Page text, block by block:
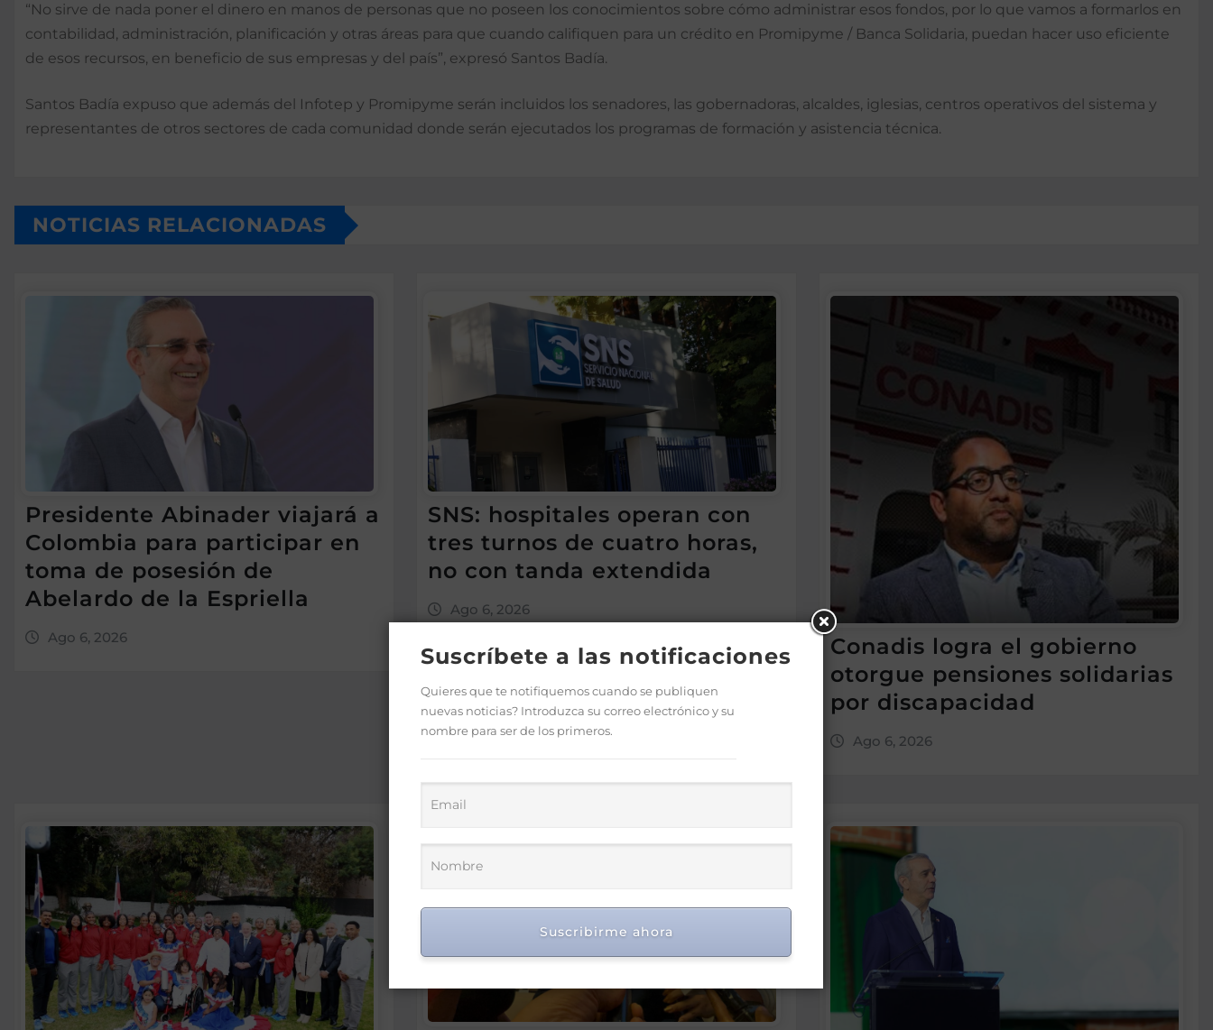
“No sirve de nada poner el dinero en manos de personas que no poseen los conocimientos sobre cómo administrar esos fondos, por lo que vamos a formarlos en
contabilidad, administración, planificación y otras áreas para que cuando califiquen para un crédito en Promipyme / Banca Solidaria, puedan hacer uso eficiente
de esos recursos, en beneficio de sus empresas y del país”, expresó Santos Badía.
Santos Badía expuso que además del Infotep y Promipyme serán incluidos los senadores, las gobernadoras, alcaldes, iglesias, centros operativos del sistema y
representantes de otros sectores de cada comunidad donde serán ejecutados los programas de formación y asistencia técnica.
NOTICIAS RELACIONADAS
Presidente Abinader viajará a
Colombia para participar en
toma de posesión de
Abelardo de la Espriella
Ago 6, 2026
SNS: hospitales operan con
tres turnos de cuatro horas,
no con tanda extendida
Ago 6, 2026
Conadis logra el gobierno
otorgue pensiones solidarias
por discapacidad
Ago 6, 2026
Suscríbete a las notificaciones
Quieres que te notifiquemos cuando se publiquen
nuevas noticias? Introduzca su correo electrónico y su
nombre para ser de los primeros.
Suscribirme ahora